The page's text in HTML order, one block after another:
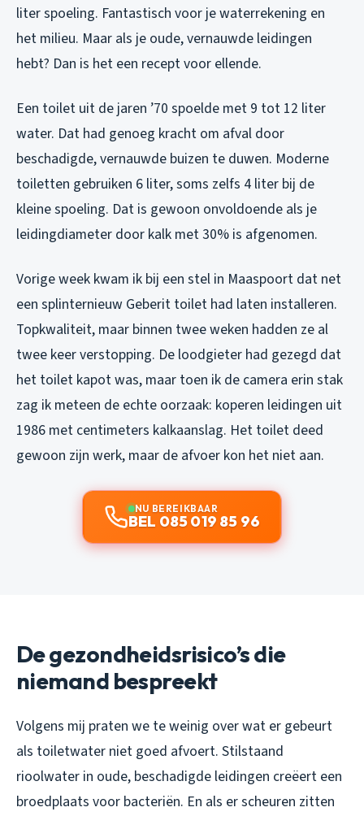
liter spoeling. Fantastisch voor je waterrekening en
het milieu. Maar als je oude, vernauwde leidingen
hebt? Dan is het een recept voor ellende.
Een toilet uit de jaren ’70 spoelde met 9 tot 12 liter
water. Dat had genoeg kracht om afval door
beschadigde, vernauwde buizen te duwen. Moderne
toiletten gebruiken 6 liter, soms zelfs 4 liter bij de
kleine spoeling. Dat is gewoon onvoldoende als je
leidingdiameter door kalk met 30% is afgenomen.
Vorige week kwam ik bij een stel in Maaspoort dat net
een splinternieuw Geberit toilet had laten installeren.
Topkwaliteit, maar binnen twee weken hadden ze al
twee keer verstopping. De loodgieter had gezegd dat
het toilet kapot was, maar toen ik de camera erin stak
zag ik meteen de echte oorzaak: koperen leidingen uit
1986 met centimeters kalkaanslag. Het toilet deed
gewoon zijn werk, maar de afvoer kon het niet aan.
NU BEREIKBAAR
BEL 085 019 85 96
De gezondheidsrisico’s die
niemand bespreekt
Volgens mij praten we te weinig over wat er gebeurt
als toiletwater niet goed afvoert. Stilstaand
rioolwater in oude, beschadigde leidingen creëert een
broedplaats voor bacteriën. En als er scheuren zitten